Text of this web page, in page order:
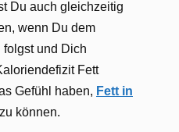
Du auch gleichzeitig
wenn Du dem
und Dich
Fett
Gefühl haben, Fett in
zu können.